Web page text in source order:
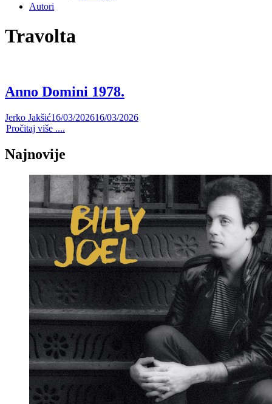
Autori
Travolta
Anno Domini 1978.
Jerko Jakšić16/03/202616/03/2026
Pročitaj više ....
Najnovije